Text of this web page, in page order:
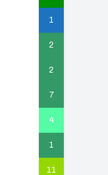
1
2
2
7
4
1
11